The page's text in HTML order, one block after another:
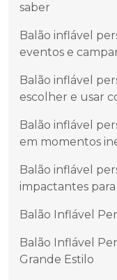
saber
Balão inflável
eventos e
Balão inflável
escolher e usar
Balão inflável
em momentos
Balão inflável
impactantes para
Balão Inflável
Balão Inflável
Grande Estilo